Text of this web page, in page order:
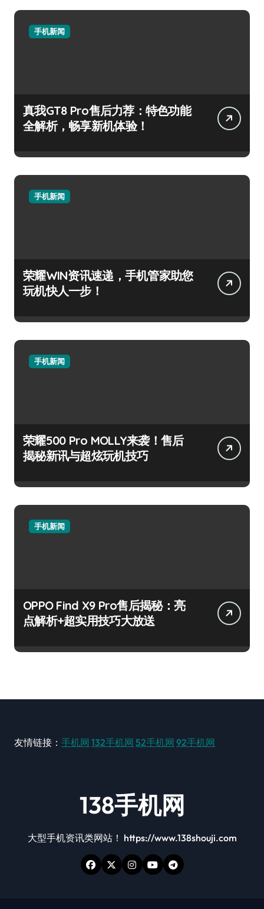
手机新闻
真我GT8 Pro售后力荐：特色功能
全解析，畅享新机体验！
手机新闻
荣耀WIN资讯速递，手机管家助您
玩机快人一步！
手机新闻
荣耀500 Pro MOLLY来袭！售后
揭秘新讯与超炫玩机技巧
手机新闻
OPPO Find X9 Pro售后揭秘：亮
点解析+超实用技巧大放送
友情链接： 手机网 132手机网 52手机网 92手机网
138手机网
大型手机资讯类网站！ https://www.138shouji.com